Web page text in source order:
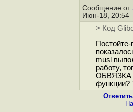
Сообщение от
Июн-18, 20:54
> Код
musl
работу,
ОБВЯЗКА
функции?
Ответить